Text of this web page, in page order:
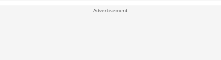
Advertisement